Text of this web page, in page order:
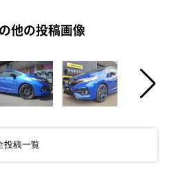
他の投稿画像
投稿一覧